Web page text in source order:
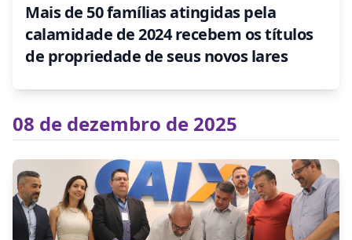
Mais de 50 famílias atingidas pela
calamidade de 2024 recebem os títulos
de propriedade de seus novos lares
08 de dezembro de 2025